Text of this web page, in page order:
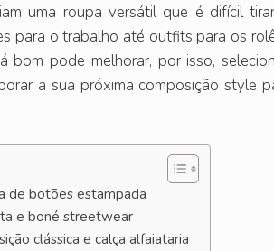
uma roupa versátil que é difícil
para o trabalho até outfits para os
bom pode melhorar, por isso,
a sua próxima composição style
de botões estampada
e boné streetwear
clássica e calça alfaiataria